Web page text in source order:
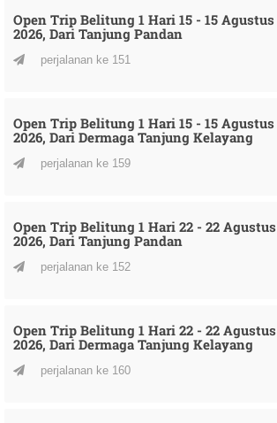
Open Trip Belitung 1 Hari 15 - 15 Agustus
2026, Dari Tanjung Pandan
perjalanan ke 151
Open Trip Belitung 1 Hari 15 - 15 Agustus
2026, Dari Dermaga Tanjung Kelayang
perjalanan ke 159
Open Trip Belitung 1 Hari 22 - 22 Agustus
2026, Dari Tanjung Pandan
perjalanan ke 152
Open Trip Belitung 1 Hari 22 - 22 Agustus
2026, Dari Dermaga Tanjung Kelayang
perjalanan ke 160